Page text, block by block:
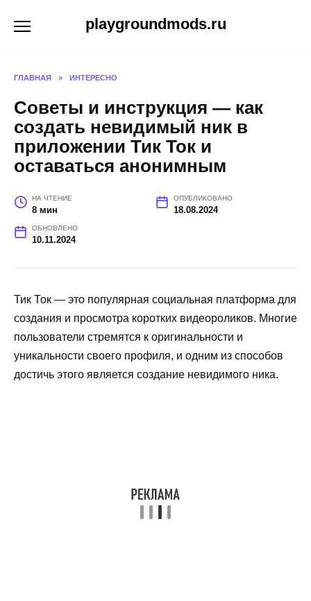
playgroundmods.ru
ГЛАВНАЯ » ИНТЕРЕСНО
Советы и инструкция — как
создать невидимый ник в
приложении Тик Ток и
оставаться анонимным
НА ЧТЕНИЕ
8 мин
ОПУБЛИКОВАНО
18.08.2024
ОБНОВЛЕНО
10.11.2024
Тик Ток — это популярная социальная платформа для
создания и просмотра коротких видеороликов. Многие
пользователи стремятся к оригинальности и
уникальности своего профиля, и одним из способов
достичь этого является создание невидимого ника.